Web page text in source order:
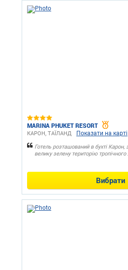
MARINA PHUKET RESORT
КАРОН, ТАЇЛАНД Показати на карті
Готель розташований в бухті Карон,
велику зелену територію тропічного
Вибрати